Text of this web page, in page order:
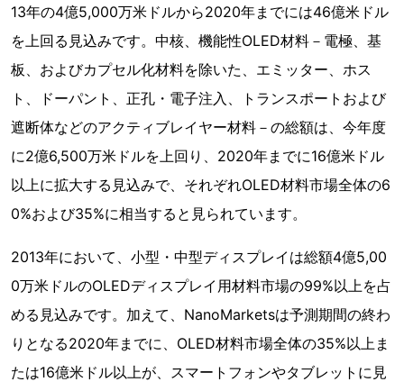
13年の4億5,000万米ドルから2020年までには46億米ドル
を上回る見込みです。中核、機能性OLED材料－電極、基
板、およびカプセル化材料を除いた、エミッター、ホス
ト、ドーパント、正孔・電子注入、トランスポートおよび
遮断体などのアクティブレイヤー材料－の総額は、今年度
に2億6,500万米ドルを上回り、2020年までに16億米ドル
以上に拡大する見込みで、それぞれOLED材料市場全体の6
0%および35%に相当すると見られています。
2013年において、小型・中型ディスプレイは総額4億5,00
0万米ドルのOLEDディスプレイ用材料市場の99%以上を占
める見込みです。加えて、NanoMarketsは予測期間の終わ
りとなる2020年までに、OLED材料市場全体の35%以上ま
たは16億米ドル以上が、スマートフォンやタブレットに見